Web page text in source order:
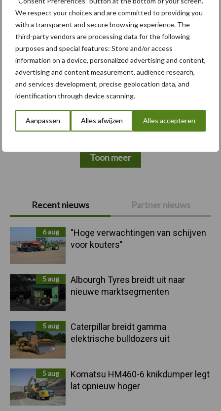
We respect your choices and are committed to providing you
with a transparent and secure browsing experience. The
third-party vendors are processing data for the following
purposes and special features: Store and/or access
information on a device, personalized advertising and content,
advertising and content measurement, audience research,
and services development, precise geolocation data, and
identification through device scanning.
Aanpassen Alles afwijzen Alles accepteren
Primaire
Sidebar
Recent nieuws Partner nieuws
6 aug
"Hoge verwachtingen van schijven
voor kouters"
5 aug
Albourgh Tyres breidt uit naar
nieuwe marktsegmenten
5 aug
Caterpillar breidt gamma
elektrische bulldozers uit
5 aug
Komatsu HM460-6 knikdumper legt
lat opnieuw hoger
Themapagina's
Bemesting Gewas & ruwvoer Loonwerk
Beregening /
Toon meer